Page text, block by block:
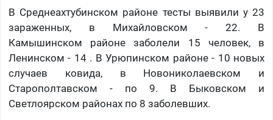
В Среднеахтубинском районе тесты выявили у 23
зараженных, в Михайловском - 22. В
Камышинском районе заболели 15 человек, в
Ленинском - 14 . В Урюпинском районе - 10 новых
случаев ковида, в Новониколаевском и
Старополтавском - по 9. В Быковском и
Светлоярском районах по 8 заболевших.